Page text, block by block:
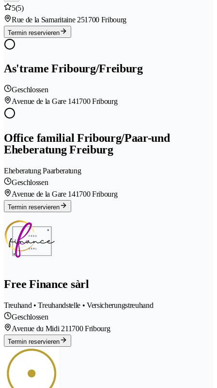
5(5)
Rue de la Samaritaine 251700 Fribourg
Termin reservieren
As'trame Fribourg/Freiburg
Geschlossen
Avenue de la Gare 141700 Fribourg
Office familial Fribourg/Paar-und
Eheberatung Freiburg
Eheberatung Paarberatung
Geschlossen
Avenue de la Gare 141700 Fribourg
Termin reservieren
Free Finance sàrl
Treuhand • Treuhandstelle • Versicherungstreuhand
Geschlossen
Avenue du Midi 211700 Fribourg
Termin reservieren